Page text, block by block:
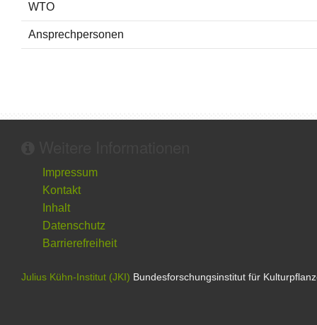
WTO
Ansprechpersonen
Impressum
Kontakt
Inhalt
Datenschutz
Barrierefreiheit
Julius Kühn-Institut (JKI) Bundesforschungsinstitut für